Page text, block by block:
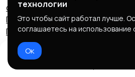
соглашение
Запрещенные
Правообладателям
Политика cookie
технологии
Это чтобы сайт работал лучше.
соглашаетесь на использование
Ок